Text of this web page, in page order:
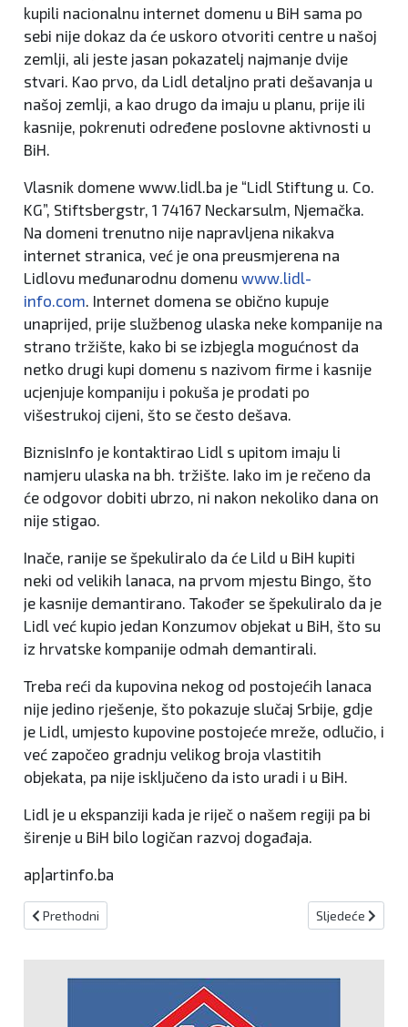
kupili nacionalnu internet domenu u BiH sama po
sebi nije dokaz da će uskoro otvoriti centre u našoj
zemlji, ali jeste jasan pokazatelj najmanje dvije
stvari. Kao prvo, da Lidl detaljno prati dešavanja u
našoj zemlji, a kao drugo da imaju u planu, prije ili
kasnije, pokrenuti određene poslovne aktivnosti u
BiH.
Vlasnik domene www.lidl.ba je “Lidl Stiftung u. Co.
KG”, Stiftsbergstr, 1 74167 Neckarsulm, Njemačka.
Na domeni trenutno nije napravljena nikakva
internet stranica, već je ona preusmjerena na
Lidlovu međunarodnu domenu www.lidl-
info.com . Internet domena se obično kupuje
unaprijed, prije službenog ulaska neke kompanije na
strano tržište, kako bi se izbjegla mogućnost da
netko drugi kupi domenu s nazivom firme i kasnije
ucjenjuje kompaniju i pokuša je prodati po
višestrukoj cijeni, što se često dešava.
BiznisInfo je kontaktirao Lidl s upitom imaju li
namjeru ulaska na bh. tržište. Iako im je rečeno da
će odgovor dobiti ubrzo, ni nakon nekoliko dana on
nije stigao.
Inače, ranije se špekuliralo da će Lild u BiH kupiti
neki od velikih lanaca, na prvom mjestu Bingo, što
je kasnije demantirano. Također se špekuliralo da je
Lidl već kupio jedan Konzumov objekat u BiH, što su
iz hrvatske kompanije odmah demantirali.
Treba reći da kupovina nekog od postojećih lanaca
nije jedino rješenje, što pokazuje slučaj Srbije, gdje
je Lidl, umjesto kupovine postojeće mreže, odlučio, i
već započeo gradnju velikog broja vlastitih
objekata, pa nije isključeno da isto uradi i u BiH.
Lidl je u ekspanziji kada je riječ o našem regiji pa bi
širenje u BiH bilo logičan razvoj događaja.
ap|artinfo.ba
Prethodni članak: Kandidati HDZ za XI. Izbornu jedinicu danas u
Prethodni Sljedeći
Sljedeće